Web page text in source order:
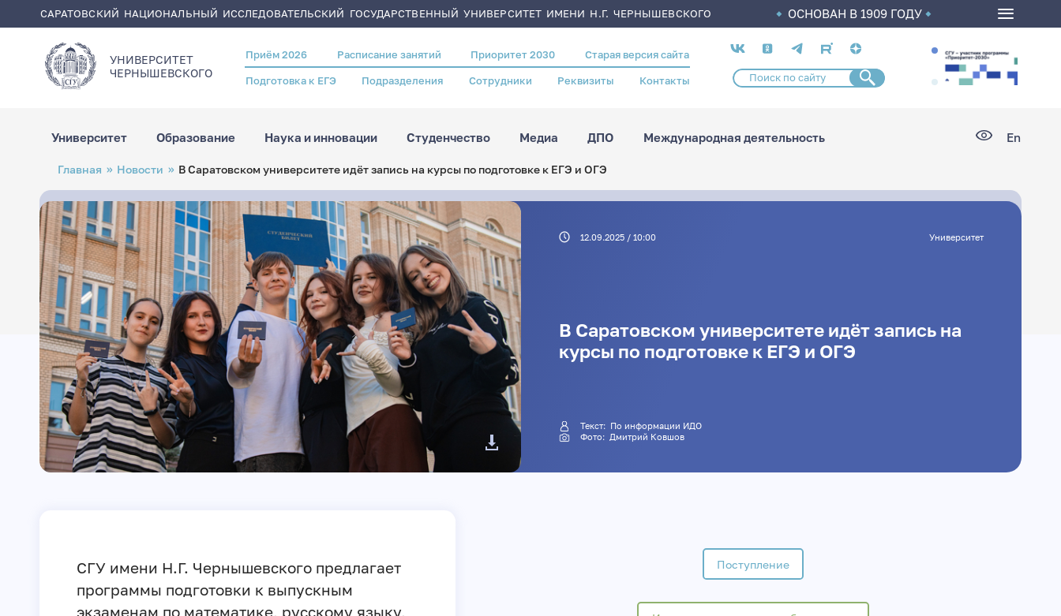
содержанию
САРАТОВСКИЙ НАЦИОНАЛЬНЫЙ ИССЛЕДОВАТЕЛЬСКИЙ ГОСУДАРСТВЕННЫЙ УНИВЕРСИТЕТ ИМЕНИ Н.Г. ЧЕРНЫШЕВСКОГО ОСНОВАН В 1909 ГОДУ
УНИВЕРСИТЕТ
ЧЕРНЫШЕВСКОГO
Header
menu
Приём 2026 Расписание занятий Приоритет 2030 Старая версия сайта
Подготовка к ЕГЭ Подразделения Сотрудники Реквизиты Контакты
Социальные
сети
Университет Образование Наука и инновации Студенчество Медиа ДПО Международная деятельность En
Строка
навигации
Главная Новости В Саратовском университете идёт запись на курсы по подготовке к ЕГЭ и ОГЭ
12.09.2025 / 10:00 Университет
В Саратовском университете идёт запись на
курсы по подготовке к ЕГЭ и ОГЭ
Текст: По информации ИДО
Фото: Дмитрий Ковшов
СГУ имени Н.Г. Чернышевского предлагает
программы подготовки к выпускным
экзаменам по математике, русскому языку,
Поступление